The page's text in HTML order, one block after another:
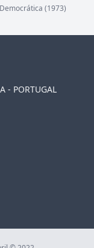
(1973)
- PORTUGAL